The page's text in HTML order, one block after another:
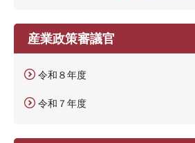
産業政策審議官
令和８年度
令和７年度